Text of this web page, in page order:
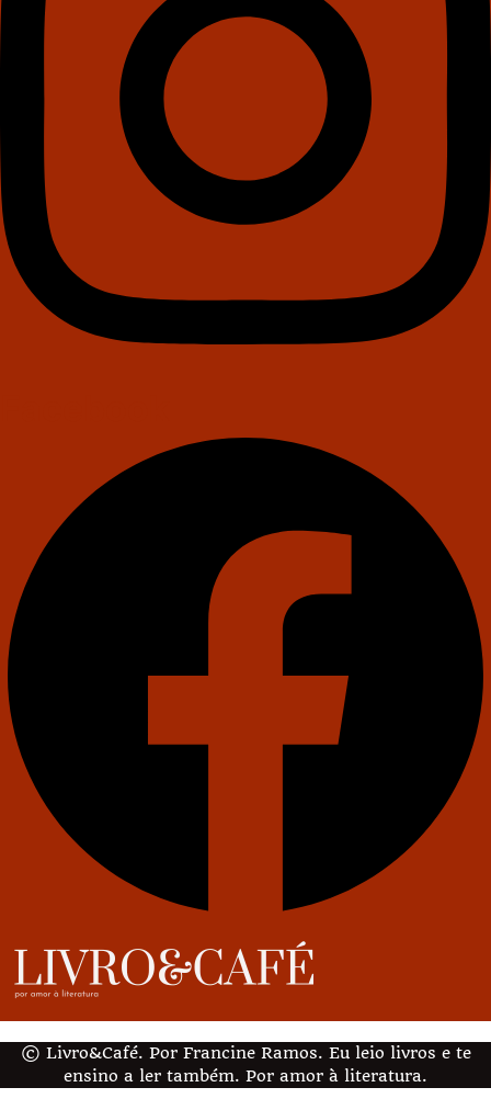
© Livro&Café. Por Francine Ramos. Eu leio livros e te
ensino a ler também. Por amor à literatura.